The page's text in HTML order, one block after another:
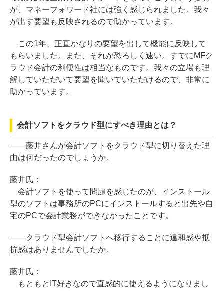
が、マネーフォワード社には強く感じられました。我々
が出す要望も反映されるので助かっています。
この1年、正直かなりの要望を出して機能に反映して
もらいました。また、それが恐ろしく速い。すでにMFク
ラウド会計の利便性は相当なものです。我々の立場も理
解していただいて要望を聞いていただけるので、非常に
助かっています。
会計ソフトをクラウド型にすべき理由とは？
――藤井さんが会計ソフトをクラウド型に切り替えた理
由は何だったのでしょうか。
藤井氏：
会計ソフトを使って問題を感じたのが、インストール
型のソフトは事務所のPCにインストールすると出先や自
宅のPCで会計業務ができなかったことです。
――クラウド型会計ソフトへ移行することに違和感や抵
抗感はありませんでしたか。
藤井氏：
もともとIT好きなので直感的に使えるようになりまし